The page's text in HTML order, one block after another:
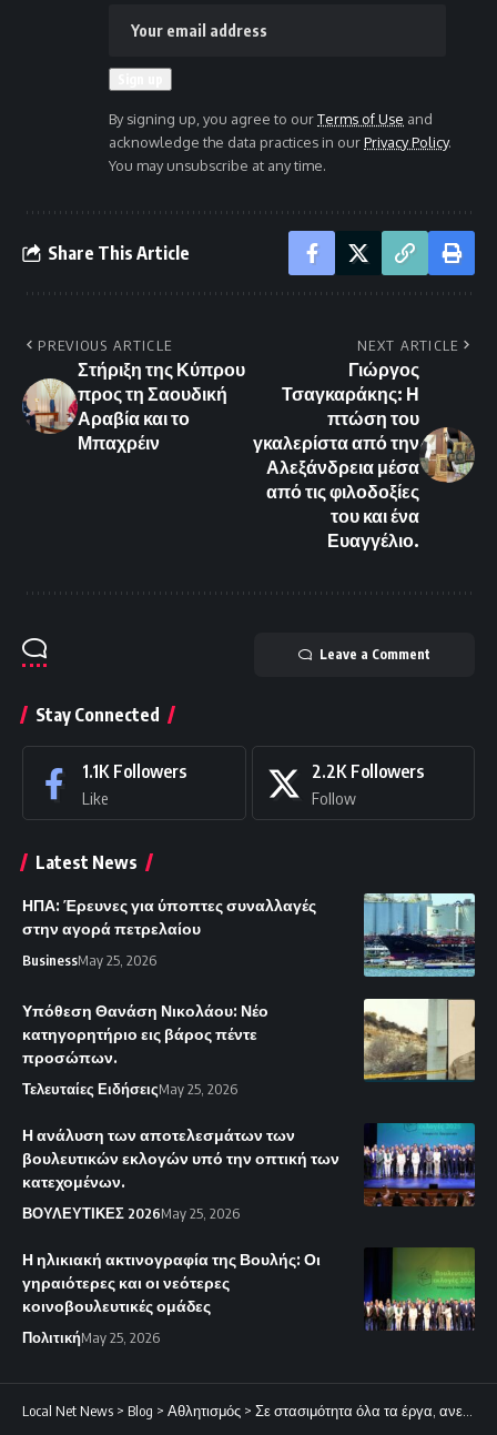
By signing up, you agree to ourTerms of Use and
acknowledge the data practices in ourPrivacy Policy.
You may unsubscribe at any time.
Share This Article
PREVIOUS ARTICLE
Στήριξη της Κύπρου
προς τη Σαουδική
Αραβία και το
Μπαχρέιν
NEXT ARTICLE
Γιώργος
Τσαγκαράκης: Η
πτώση του
γκαλερίστα από την
Αλεξάνδρεια μέσα
από τις φιλοδοξίες
του και ένα
Ευαγγέλιο.
Leave a Comment
Stay Connected
1.1K Followers
Like
2.2K Followers
Follow
Latest News
ΗΠΑ: Έρευνες για ύποπτες συναλλαγές
στην αγορά πετρελαίου
BusinessMay 25, 2026
Υπόθεση Θανάση Νικολάου: Νέο
κατηγορητήριο εις βάρος πέντε
προσώπων.
Τελευταίες ΕιδήσειςMay 25, 2026
Η ανάλυση των αποτελεσμάτων των
βουλευτικών εκλογών υπό την οπτική των
κατεχομένων.
ΒΟΥΛΕΥΤΙΚΕΣ 2026May 25, 2026
Η ηλικιακή ακτινογραφία της Βουλής: Οι
γηραιότερες και οι νεότερες
κοινοβουλευτικές ομάδες
ΠολιτικήMay 25, 2026
Local Net News > Blog > Αθλητισμός > Σε στασιμότητα όλα τα έργα, ανεξαρτήτως μεγέθους.